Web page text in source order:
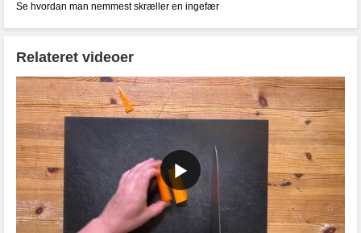
Se hvordan man nemmest skræller en ingefær
Relateret videoer